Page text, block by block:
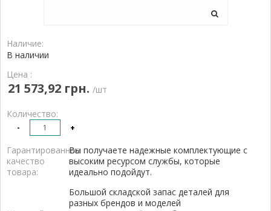
Наличие:
В наличии
Цена :
21 573,92 грн. /шт
Количество:
- +
Гарантированное
качество
товара:
Вы получаете надежные комплектующие с
высоким ресурсом службы, которые
идеально подойдут.
Большой складской запас деталей для
разных брендов и моделей